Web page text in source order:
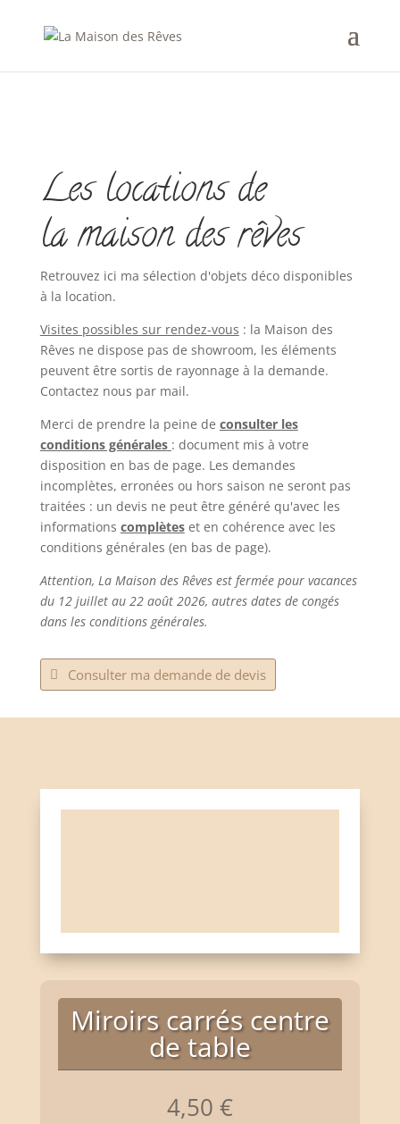
Les locations de
la maison des rêves
Retrouvez ici ma sélection d'objets déco disponibles
à la location.
Visites possibles sur rendez-vous : la Maison des
Rêves ne dispose pas de showroom, les éléments
peuvent être sortis de rayonnage à la demande.
Contactez nous par mail.
Merci de prendre la peine de consulter les
conditions générales : document mis à votre
disposition en bas de page. Les demandes
incomplètes, erronées ou hors saison ne seront pas
traitées : un devis ne peut être généré qu'avec les
informations complètes et en cohérence avec les
conditions générales (en bas de page).
Attention, La Maison des Rêves est fermée pour vacances
du 12 juillet au 22 août 2026, autres dates de congés
dans les conditions générales.
Consulter ma demande de devis
Miroirs carrés centre
de table
4,50 €